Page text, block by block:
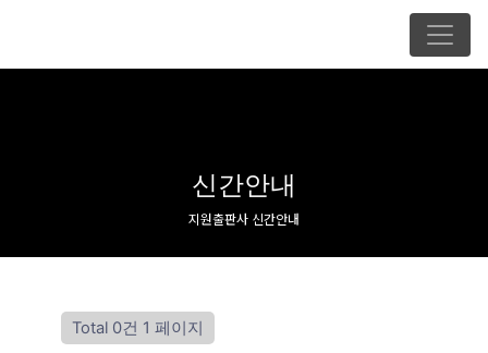
신간안내
지원출판사 신간안내
Total 0건 1 페이지